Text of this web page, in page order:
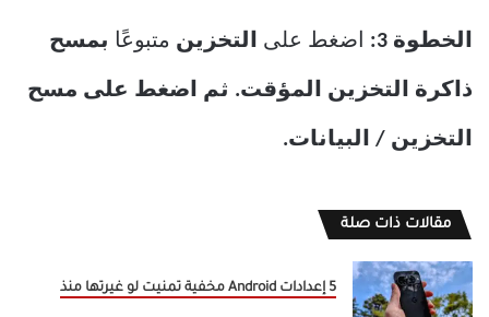
الخطوة 3: اضغط على التخزين متبوعًا بمسح
ذاكرة التخزين المؤقت. ثم اضغط على مسح
التخزين / البيانات.
مقالات ذات صلة
5 إعدادات Android مخفية تمنيت لو غيرتها منذ